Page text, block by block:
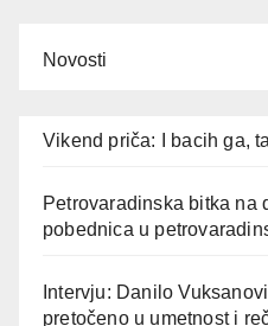
Novosti
Vikend priča: I bacih ga,
Petrovaradinska bitka na
pobednica u
Intervju: Danilo
pretočeno u umetnost i